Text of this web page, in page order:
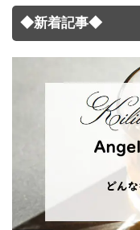
◆新着記事◆